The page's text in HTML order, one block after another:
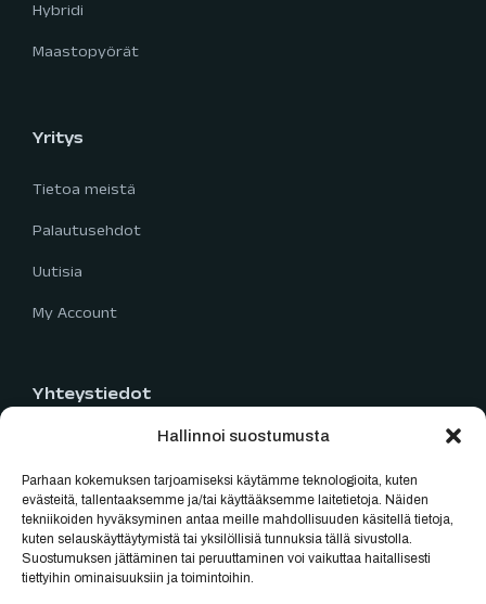
Hallinnoi suostumusta
Parhaan kokemuksen tarjoamiseksi käytämme teknologioita, kuten
evästeitä, tallentaaksemme ja/tai käyttääksemme laitetietoja. Näiden
tekniikoiden hyväksyminen antaa meille mahdollisuuden käsitellä tietoja,
kuten selauskäyttäytymistä tai yksilöllisiä tunnuksia tällä sivustolla.
Suostumuksen jättäminen tai peruuttaminen voi vaikuttaa haitallisesti
tiettyihin ominaisuuksiin ja toimintoihin.
Hybridi
Maastopyörät
Yritys
Tietoa meistä
Palautusehdot
Uutisia
My Account
Yhteystiedot
040 777 2819
myynti@oulubikes.fi
Arkisin: 10:00-18:00